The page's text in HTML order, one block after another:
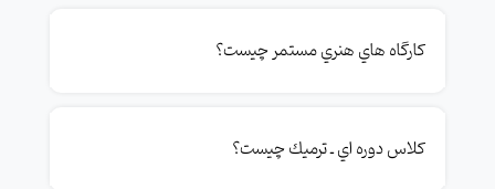
کارگاه هاي هنري مستمر چیست؟
كلاس دوره اي ـ ترميك چیست؟